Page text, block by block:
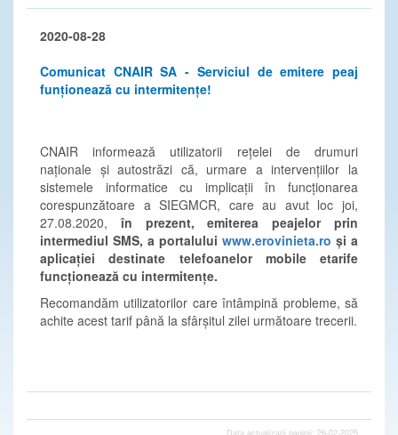
2020-08-28
Comunicat CNAIR SA - Serviciul de emitere peaj
funționează cu intermitențe!
CNAIR informează utilizatorii rețelei de drumuri
naționale și autostrăzi că, urmare a intervențiilor la
sistemele informatice cu implicații în funcționarea
corespunzătoare a SIEGMCR, care au avut loc joi,
27.08.2020, în prezent,
emiterea peajelor prin
intermediul SMS, a portalului www.erovinieta.ro și a
aplicației destinate telefoanelor mobile etarife
funcționează cu intermitențe.
Recomandăm utilizatorilor care întâmpină probleme, să
achite acest tarif până la sfârșitul zilei următoare trecerii.
Data actualizarii paginii: 26-02-2025